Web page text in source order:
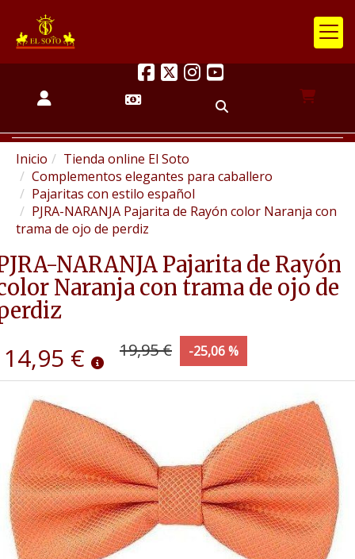
Inicio
Tienda online El Soto
Complementos elegantes para caballero
Pajaritas con estilo español
PJRA-NARANJA Pajarita de Rayón color Naranja con
trama de ojo de perdiz
NARANJA Pajarita de Rayón
Naranja con trama de ojo de
14,95 € 19,95 € -25,06 %